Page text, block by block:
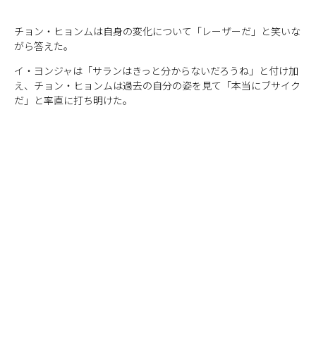
チョン・ヒョンムは自身の変化について「レーザーだ」と笑いな
がら答えた。
イ・ヨンジャは「サランはきっと分からないだろうね」と付け加
え、チョン・ヒョンムは過去の自分の姿を見て「本当にブサイク
だ」と率直に打ち明けた。